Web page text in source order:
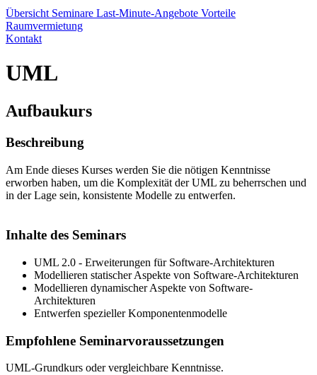
Übersicht Seminare Last-Minute-Angebote Vorteile
Raumvermietung
Kontakt
UML
Aufbaukurs
Beschreibung
Am Ende dieses Kurses werden Sie die nötigen Kenntnisse
erworben haben, um die Komplexität der UML zu beherrschen und
in der Lage sein, konsistente Modelle zu entwerfen.
Inhalte des Seminars
UML 2.0 - Erweiterungen für Software-Architekturen
Modellieren statischer Aspekte von Software-Architekturen
Modellieren dynamischer Aspekte von Software-
Architekturen
Entwerfen spezieller Komponentenmodelle
Empfohlene Seminarvoraussetzungen
UML-Grundkurs oder vergleichbare Kenntnisse.